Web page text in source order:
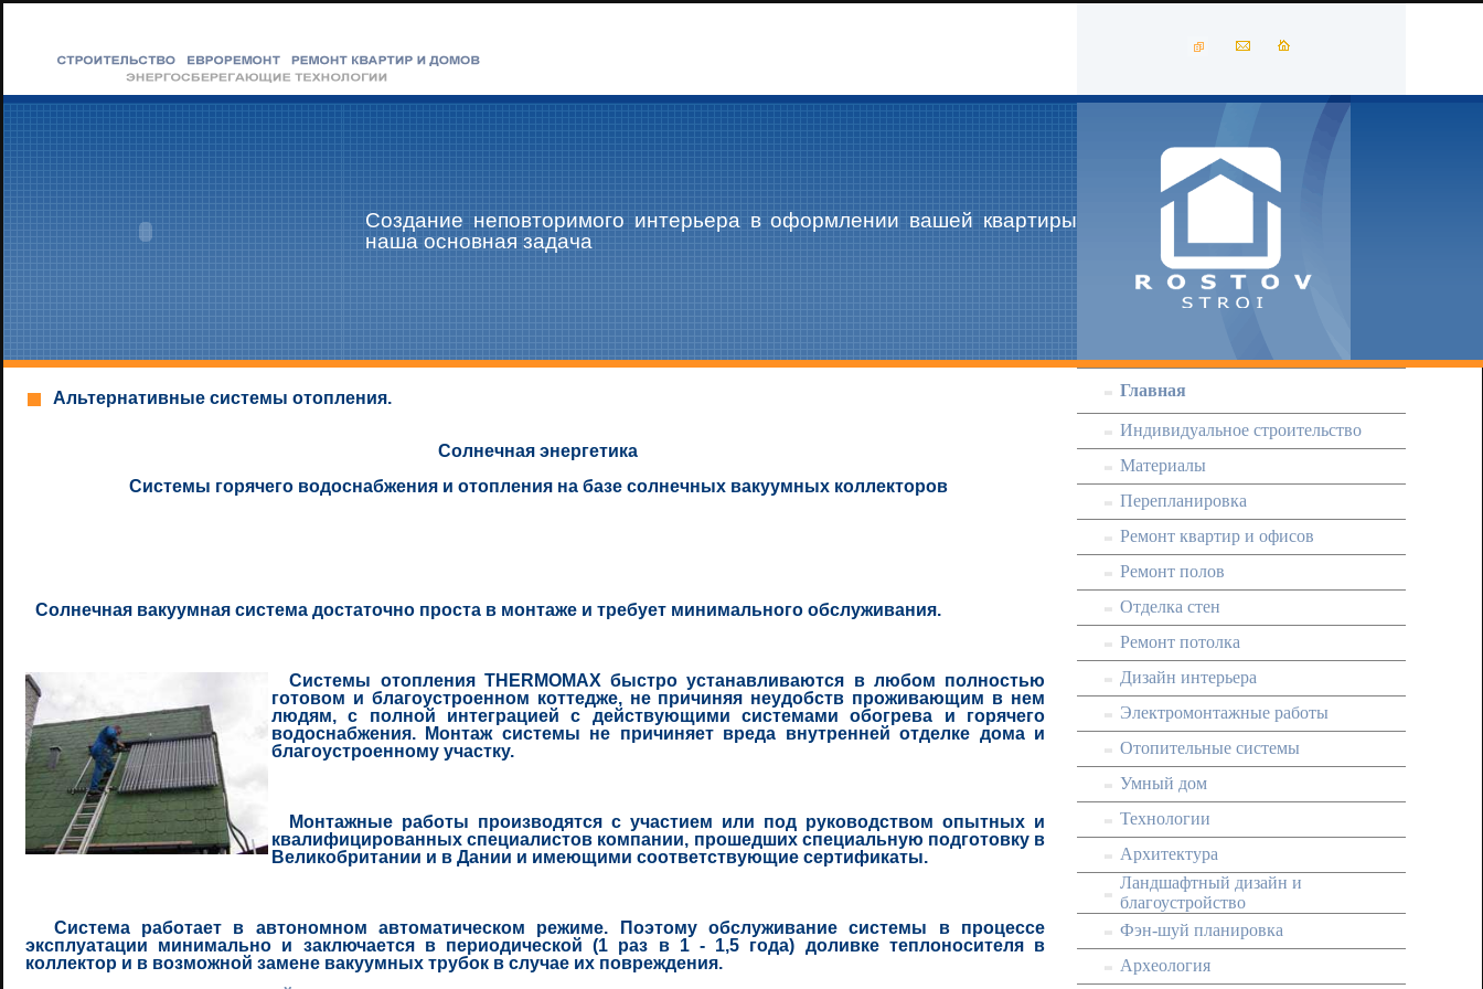
Создание неповторимого интерьера в оформлении вашей квартиры
наша основная задача
Альтернативные системы отопления.
Солнечная энергетика
Системы горячего водоснабжения и отопления на базе солнечных вакуумных коллекторов
Солнечная вакуумная система достаточно проста в монтаже и требует минимального обслуживания.
Системы отопления THERMOMAX быстро устанавливаются в любом полностью
готовом и благоустроенном коттедже, не причиняя неудобств проживающим в нем
людям, с полной интеграцией с действующими системами обогрева и горячего
водоснабжения. Монтаж системы не причиняет вреда внутренней отделке дома и
благоустроенному участку.
Монтажные работы производятся с участием или под руководством опытных и
квалифицированных специалистов компании, прошедших специальную подготовку в
Великобритании и в Дании и имеющими соответствующие сертификаты.
Система работает в автономном автоматическом режиме. Поэтому обслуживание системы в процессе
эксплуатации минимально и заключается в периодической (1 раз в 1 - 1,5 года) доливке теплоносителя в
коллектор и в возможной замене вакуумных трубок в случае их повреждения.
Главная
Индивидуальное строительство
Материалы
Перепланировка
Ремонт квартир и офисов
Ремонт полов
Отделка стен
Ремонт потолка
Дизайн интерьера
Электромонтажные работы
Отопительные системы
Умный дом
Технологии
Архитектура
Ландшафтный дизайн и
благоустройство
Фэн-шуй планировка
Археология